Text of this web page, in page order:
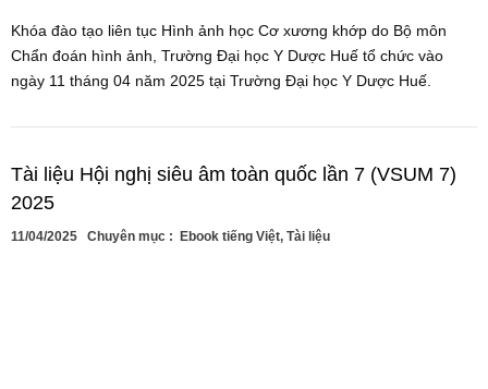
Khóa đào tạo liên tục Hình ảnh học Cơ xương khớp do Bộ môn
Chẩn đoán hình ảnh, Trường Đại học Y Dược Huế tổ chức vào
ngày 11 tháng 04 năm 2025 tại Trường Đại học Y Dược Huế.
Tài liệu Hội nghị siêu âm toàn quốc lần 7 (VSUM 7)
2025
11/04/2025 Chuyên mục : Ebook tiếng Việt, Tài liệu